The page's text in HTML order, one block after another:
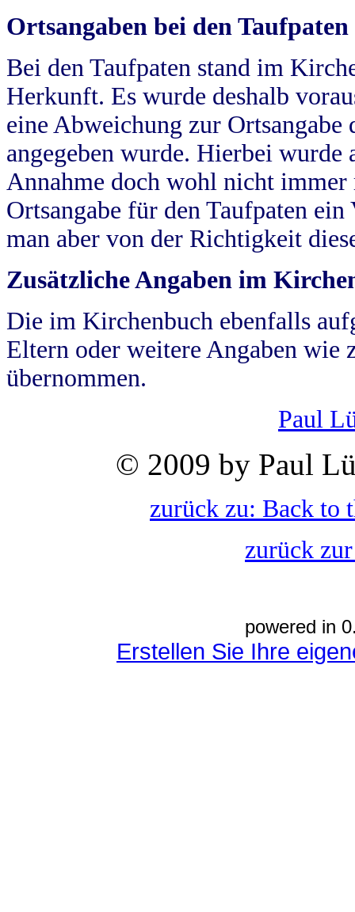
Ortsangaben bei den Taufpaten
Bei den Taufpaten stand im
Herkunft. Es wurde deshalb
eine Abweichung zur
angegeben wurde. Hierbei wurde
Annahme doch wohl nicht
Ortsangabe für den Taufpaten
man aber von der Richtigkeit
Zusätzliche Angaben im
Die im Kirchenbuch ebenfalls
Eltern oder weitere Angaben wie
übernommen.
Paul
© 2009 by Paul
zurück zu: Back to
zurück
powered in
Erstellen Sie Ihre